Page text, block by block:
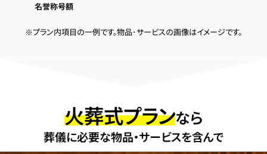
名誉称号額
※プラン内項目の一例です。物品･サービスの画像はイメージです。
火葬式プランなら
葬儀に必要な物品・サービスを含んで